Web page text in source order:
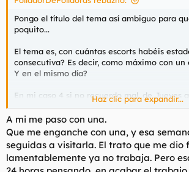
Pongo el título del tema así ambiguo para
poquito...
El tema es, con cuántas escorts habéis
consecutiva? Es decir, como máximo con
Y en el mismo día?
En mi caso 4 si no recuerdo mal, de Jueves
interesante pero con la del Domingo ya no
me gustaba mucho.
Ahora con el desembarco de brasileñas
hacerlo esta semana, ya os contaré.
Haz clic para expandir...
A mi me paso con una.
Que me enganche con una, y esa
seguidas a visitarla. El trato que me dio
lamentablemente ya no trabaja. Pero